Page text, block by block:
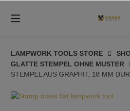
zum
Inhalt
LAMPWORK TOOLS STORE
GLATTE STEMPEL OHNE MUSTER
STEMPEL AUS GRAPHIT, 18 MM